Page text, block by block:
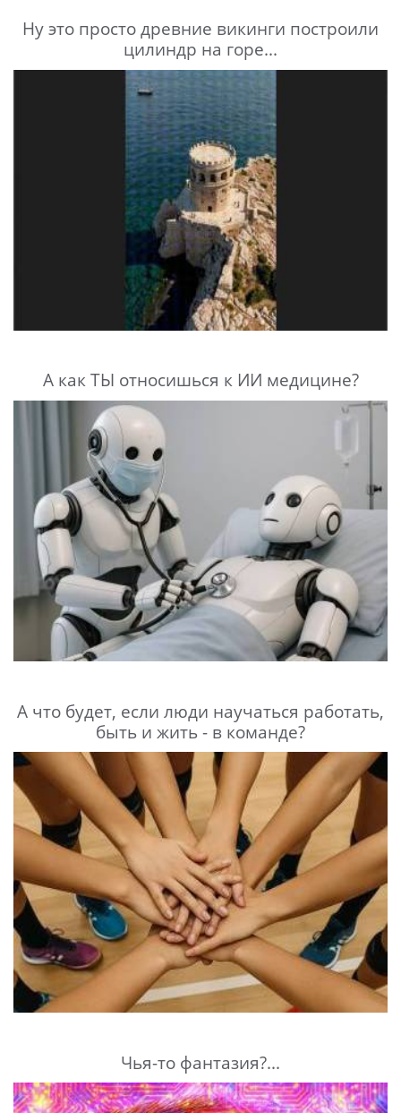
Ну это просто древние викинги построили
цилиндр на горе...
А как ТЫ относишься к ИИ медицине?
А что будет, если люди научаться работать,
быть и жить - в команде?
Чья-то фантазия?...